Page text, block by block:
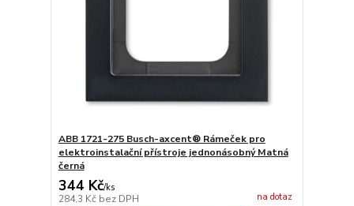
ABB 1721-275 Busch-axcent® Rámeček pro
elektroinstalační přístroje jednonásobný Matná
černá
344 Kč/ks
284,3 Kč bez DPH na dotaz